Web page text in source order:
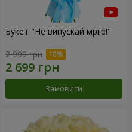
Букет "Не випускай мрію!"
2 999 грн
Замовити